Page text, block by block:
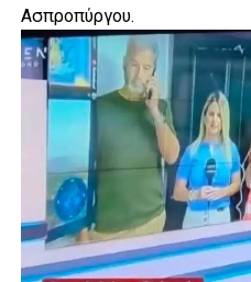
Ασπροπύργου.